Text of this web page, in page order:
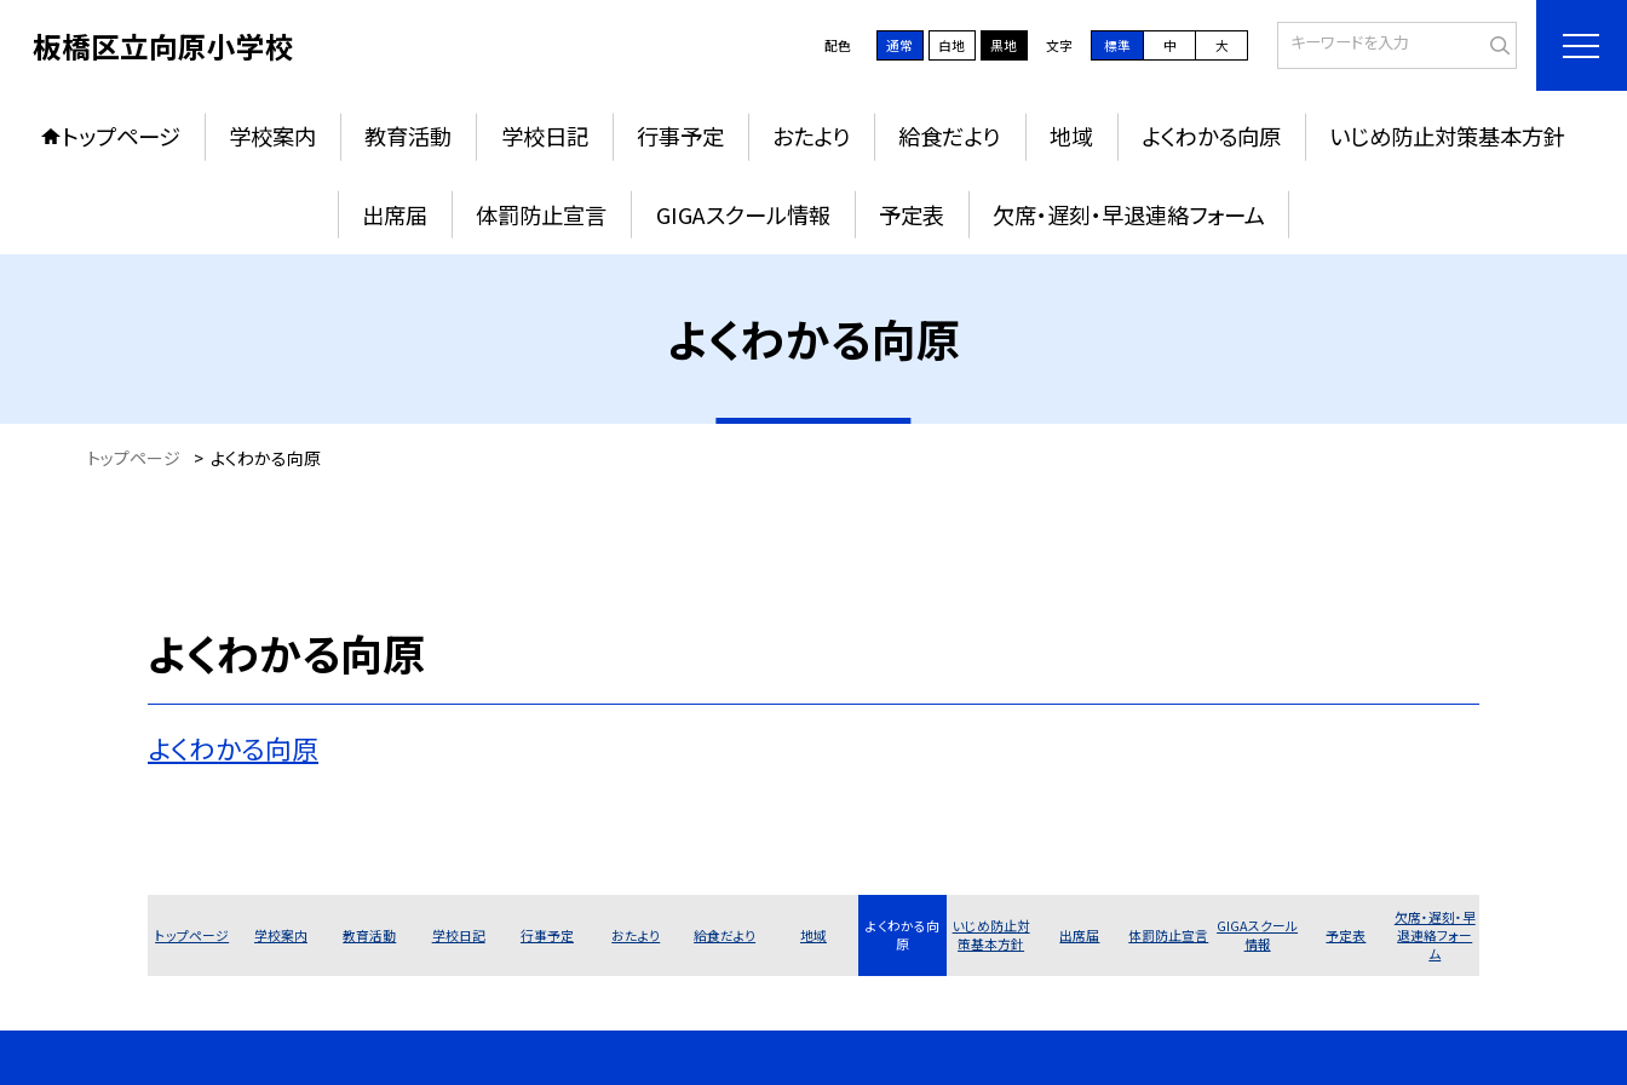
板橋区立向原小学校 配色 通常 白地 黒地 文字 標準 中 大
トップページ 学校案内 教育活動 学校日記 行事予定 おたより 給食だより 地域 よくわかる向原 いじめ防止対策基本方針
出席届 体罰防止宣言 GIGAスクール情報 予定表 欠席・遅刻・早退連絡フォーム
よくわかる向原
トップページ > よくわかる向原
よくわかる向原
よくわかる向原
トップページ 学校案内 教育活動 学校日記 行事予定 おたより 給食だより 地域
よくわかる向
原
いじめ防止対
策基本方針
出席届 体罰防止宣言 GIGAスクール
情報
予定表
欠席・遅刻・早
退連絡フォー
ム